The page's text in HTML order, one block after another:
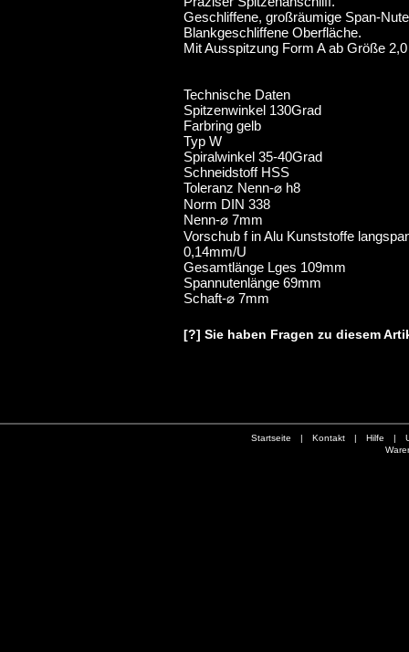
Geschliffene, großräumige Span-
Blankgeschliffene Oberfläche.
Mit Ausspitzung Form A ab Größe
Technische Daten
Spitzenwinkel 130Grad
Farbring gelb
Typ W
Spiralwinkel 35-40Grad
Schneidstoff HSS
Toleranz Nenn-⌀ h8
Norm DIN 338
Nenn-⌀ 7mm
Vorschub f in Alu Kunststoffe
0,14mm/U
Gesamtlänge Lges 109mm
Spannutenlänge 69mm
Schaft-⌀ 7mm
[?] Sie haben Fragen zu diesem
Startseite | Kontakt | Hilfe |